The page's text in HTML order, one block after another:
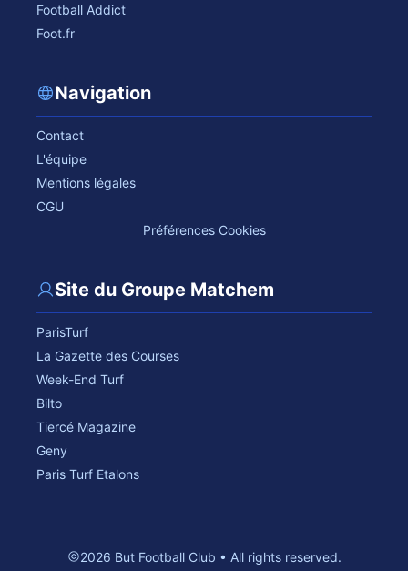
Football Addict
Foot.fr
Navigation
Contact
L'équipe
Mentions légales
CGU
Préférences Cookies
Site du Groupe Matchem
ParisTurf
La Gazette des Courses
Week-End Turf
Bilto
Tiercé Magazine
Geny
Paris Turf Etalons
2026 But Football Club • All rights reserved.